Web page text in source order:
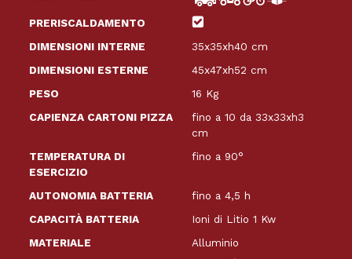
PRERISCALDAMENTO
DIMENSIONI INTERNE
35x35xh40 cm
DIMENSIONI ESTERNE
45x47xh52 cm
PESO
16 Kg
CAPIENZA CARTONI PIZZA
fino a 10 da 33x33xh3
cm
TEMPERATURA DI
ESERCIZIO
fino a 90°
AUTONOMIA BATTERIA
fino a 4,5 h
CAPACITÀ BATTERIA
Ioni di Litio 1 Kw
MATERIALE
Alluminio